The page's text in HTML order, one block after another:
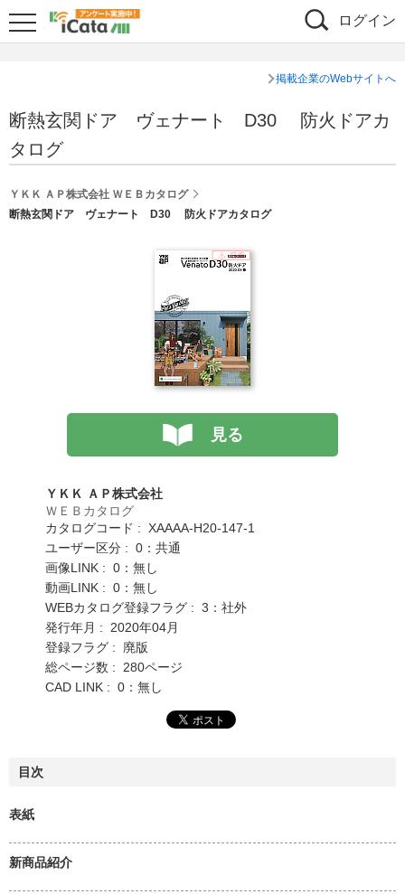
ログイン
掲載企業のWebサイトへ
断熱玄関ドア ヴェナート D30 防火ドアカ
タログ
ＹＫＫ ＡＰ株式会社 ＷＥＢカタログ
断熱玄関ドア ヴェナート D30 防火ドアカタログ
見る
ＹＫＫ ＡＰ株式会社
ＷＥＢカタログ
カタログコード : XAAAA-H20-147-1
ユーザー区分 : 0：共通
画像LINK : 0：無し
動画LINK : 0：無し
WEBカタログ登録フラグ : 3：社外
発行年月 : 2020年04月
登録フラグ : 廃版
総ページ数 : 280ページ
CAD LINK : 0：無し
目次
表紙
新商品紹介